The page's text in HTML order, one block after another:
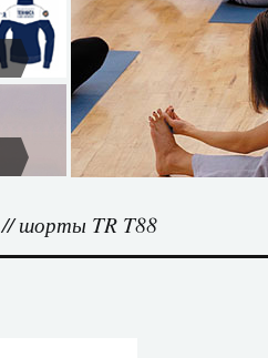
// шорты TR T88